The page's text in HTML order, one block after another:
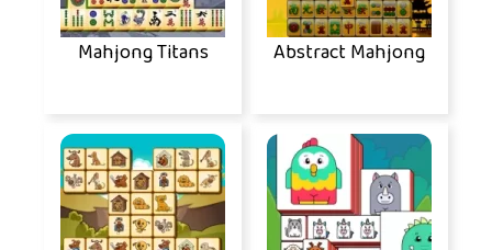
Mahjong Titans Abstract Mahjong